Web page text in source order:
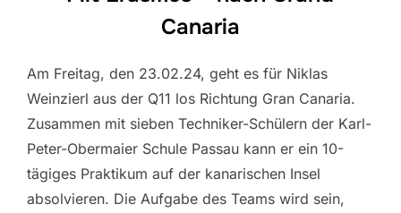
Canaria
Am Freitag, den 23.02.24, geht es für Niklas
Weinzierl aus der Q11 los Richtung Gran Canaria.
Zusammen mit sieben Techniker-Schülern der Karl-
Peter-Obermaier Schule Passau kann er ein 10-
tägiges Praktikum auf der kanarischen Insel
absolvieren. Die Aufgabe des Teams wird sein,